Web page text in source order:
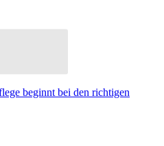
beginnt bei den richtigen